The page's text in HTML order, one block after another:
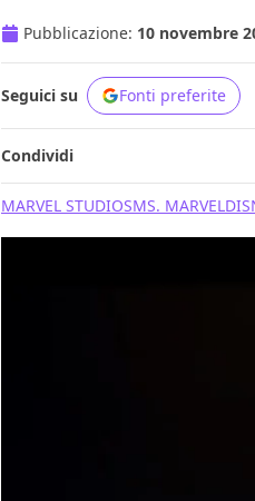
Pubblicazione: 10 novembre
Seguici su Fonti preferite
Condividi
MARVEL STUDIOSMS. MARVEL